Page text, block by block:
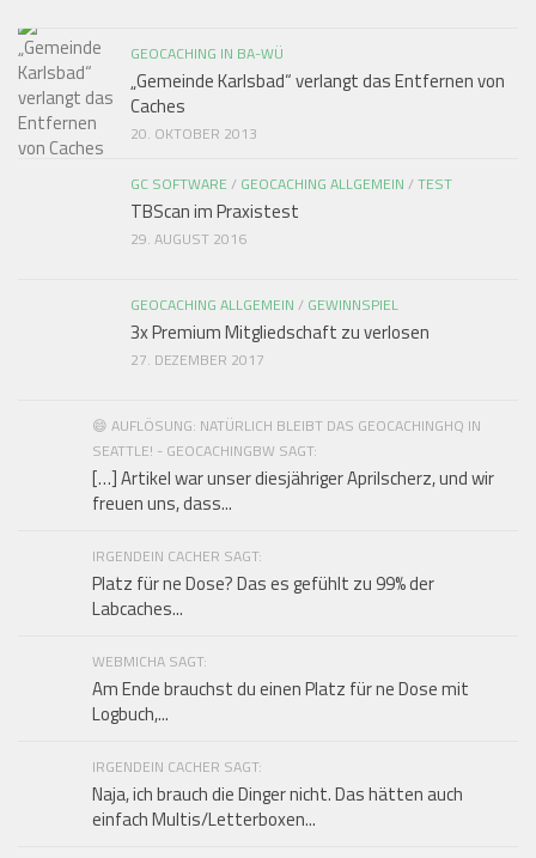
GEOCACHING IN BA-WÜ
„Gemeinde Karlsbad“ verlangt das Entfernen von
Caches
20. OKTOBER 2013
GC SOFTWARE / GEOCACHING ALLGEMEIN /TEST
TBScan im Praxistest
29. AUGUST 2016
GEOCACHING ALLGEMEIN / GEWINNSPIEL
3x Premium Mitgliedschaft zu verlosen
27. DEZEMBER 2017
😄 AUFLÖSUNG: NATÜRLICH BLEIBT DAS GEOCACHINGHQ IN
SEATTLE! - GEOCACHINGBW SAGT:
[…] Artikel war unser diesjähriger Aprilscherz, und wir
freuen uns, dass...
IRGENDEIN CACHER SAGT:
Platz für ne Dose? Das es gefühlt zu 99% der
Labcaches...
WEBMICHA SAGT:
Am Ende brauchst du einen Platz für ne Dose mit
Logbuch,...
IRGENDEIN CACHER SAGT:
Naja, ich brauch die Dinger nicht. Das hätten auch
einfach Multis/Letterboxen...